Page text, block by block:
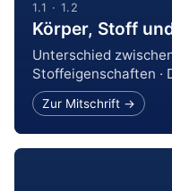
1.1 · 1.2
Körper, Stoff
Unterschied
Stoffeigenschaften ·
Zur Mitschrift →